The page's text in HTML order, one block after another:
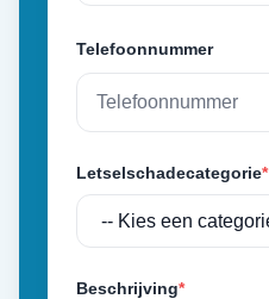
Telefoonnummer
Letselschadecategorie*
Beschrijving*